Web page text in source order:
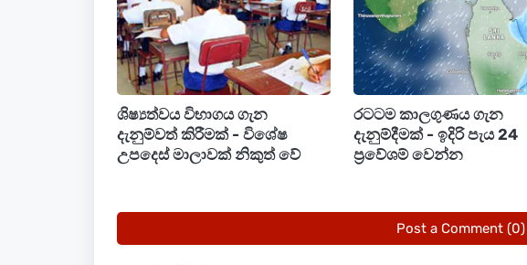
මෙම නීතිය වයස අවුරුදු 16 ට අඩු දරුවන්ට සමාජ
තහනම් කරයි. එය දෙසැම්බර් 10 සිට බලාත්මක වනු ඇත.
ශිෂ්‍යත්වය විභාගය ගැන
දැනුම්වත් කිරීමක් - විශේෂ
උපදෙස් මාලාවක් නිකුත් වේ
රටටම කාලගුණය ගැන
දැනුම්දීමක් - ඉදිරි පැය 24
ප්‍රවේශම් වෙන්න
Post a Comment (0)